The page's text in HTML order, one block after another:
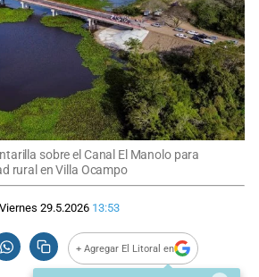
sobre el Canal El Manolo para
rural en Villa Ocampo
Viernes 29.5.2026 13:53
+ Agregar El Litoral en